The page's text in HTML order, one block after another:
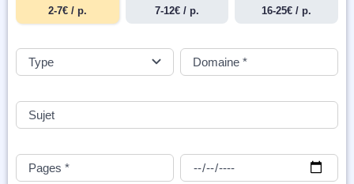
2-7€ / p.
7-12€ / p.
16-25€ / p.